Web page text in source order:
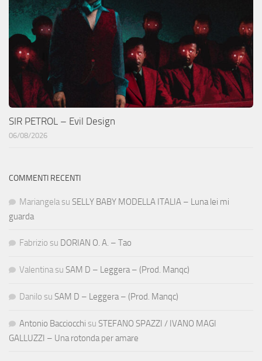
SIR PETROL – Evil Design
06/08/2026
COMMENTI RECENTI
Mariangela su SELLY BABY MODELLA ITALIA – Luna lei mi
guarda
Fabrizio su DORIAN O. A. – Tao
Valentina su SAM D – Leggera – (Prod. Manqc)
Danilo su SAM D – Leggera – (Prod. Manqc)
Antonio Bacciocchi su STEFANO SPAZZI / IVANO MAGI
GALLUZZI – Una rotonda per amare